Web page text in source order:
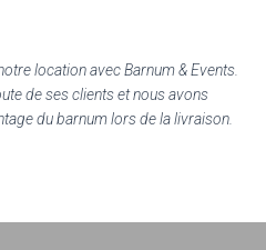
location avec Barnum & Events.
de ses clients et nous avons
du barnum lors de la livraison.